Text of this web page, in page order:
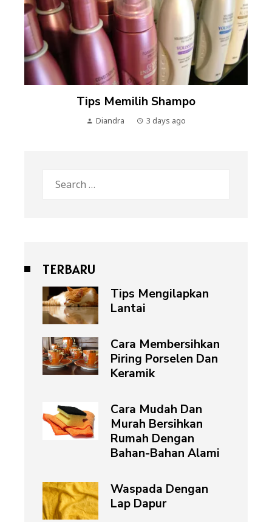
Tips Memilih Shampo
Diandra 3 days ago
for:
TERBARU
Tips Mengilapkan
Lantai
Cara Membersihkan
Piring Porselen Dan
Keramik
Cara Mudah Dan
Murah Bersihkan
Rumah Dengan
Bahan-Bahan Alami
Waspada Dengan
Lap Dapur